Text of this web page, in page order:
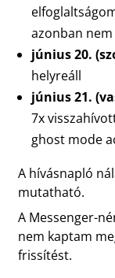
azonban
június 20.
helyreáll
június 21.
7x
ghost mode
A hívásnapló
mutatható.
A Messenger-
nem kaptam
frissítést.